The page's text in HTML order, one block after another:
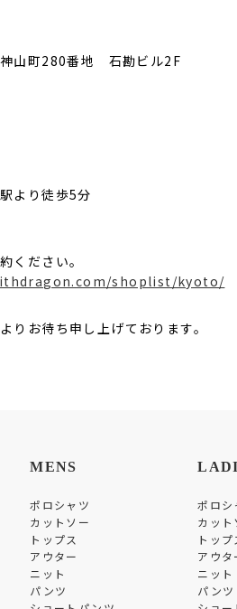
山町280番地 石勘ビル2F
より徒歩5分
ください。
shoplist/kyoto/
りお待ち申し上げております。
MENS
ポロシャツ
カットソー
トップス
アウター
ニット
パンツ
ポロシ
カット
トップ
アウタ
ニット
パンツ